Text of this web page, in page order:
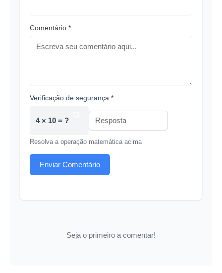
Comentário *
Verificação de segurança *
4 × 10 = ?
Resolva a operação matemática acima
Enviar Comentário
Seja o primeiro a comentar!